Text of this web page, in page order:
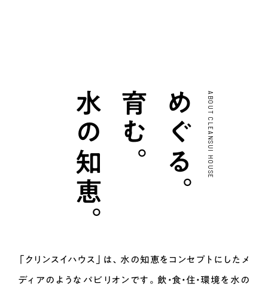
ABOUT CLEANSUI HOUSE
めぐる。
育む。
水の知恵。
「クリンスイハウス」は、水の知恵を コンセプトにしたメ
ディアのようなパビリオンです。飲・食・住・環境を水の